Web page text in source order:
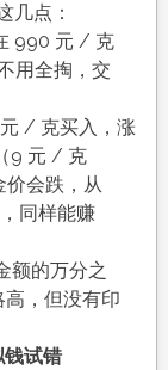
几点：
990 元 / 克
用全掏，交
/ 克买入，涨
9 元 / 克
价会跌，从
同样能赚
额的万分之
高，但没有印
钱试错